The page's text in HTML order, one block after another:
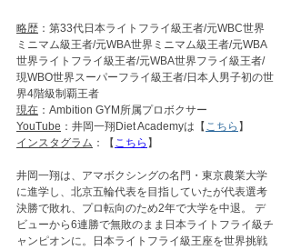
略歴 ： 第33代日本ライトフライ級王者/元WBC世界
ミニマム級王者/元WBA世界ミニマム級王者/元WBA
世界ライトフライ級王者/元WBA世界フライ級王者/
現WBO世界スーパーフライ級王者/日本人男子初の世
界4階級制覇王者
現在 ： Ambition GYM所属プロボクサー
YouTube ：井岡一翔Diet Academyは【 こちら 】
インスタグラム ：【 こちら 】
井岡一翔は、アマボクシングの名門・東京農業大学
に進学し、北京五輪代表を目指していたが代表選考
決勝で敗れ、プロ転向のため2年で大学を中退。 デ
ビューから6連勝で無敗のまま日本ライトフライ級チ
ャンピオンに。日本ライトフライ級王座を世界挑戦